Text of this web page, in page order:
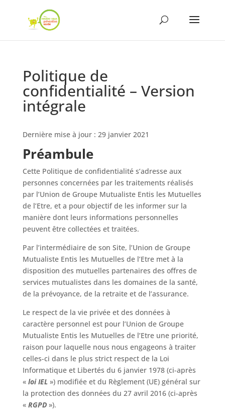
Politique de
confidentialité – Version
intégrale
Dernière mise à jour : 29 janvier 2021
Préambule
Cette Politique de confidentialité s’adresse aux
personnes concernées par les traitements réalisés
par l’Union de Groupe Mutualiste Entis les Mutuelles
de l’Etre, et a pour objectif de les informer sur la
manière dont leurs informations personnelles
peuvent être collectées et traitées.
Par l’intermédiaire de son Site, l’Union de Groupe
Mutualiste Entis les Mutuelles de l’Etre met à la
disposition des mutuelles partenaires des offres de
services mutualistes dans les domaines de la santé,
de la prévoyance, de la retraite et de l’assurance.
Le respect de la vie privée et des données à
caractère personnel est pour l’Union de Groupe
Mutualiste Entis les Mutuelles de l’Etre une priorité,
raison pour laquelle nous nous engageons à traiter
celles-ci dans le plus strict respect de la Loi
Informatique et Libertés du 6 janvier 1978 (ci-après
« loi IEL») modifiée et du Règlement (UE) général sur
la protection des données du 27 avril 2016 (ci-après
« RGPD»).